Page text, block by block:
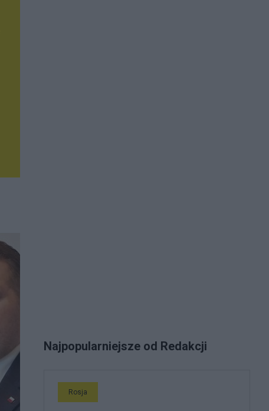
Najpopularniejsze od Redakcji
Rosja